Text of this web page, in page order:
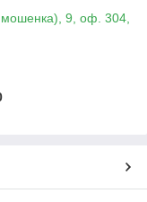
9, оф. 304,